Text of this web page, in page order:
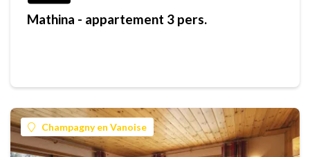
Mathina - appartement 3 pers.
Champagny en Vanoise